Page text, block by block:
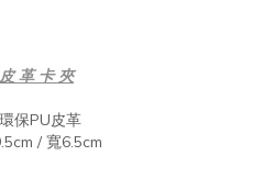
革 卡 夾
保PU皮革
/ 寬6.5cm